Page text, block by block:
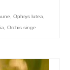
Ophrys lutea
Orchis singe